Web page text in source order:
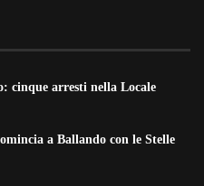
cinque arresti nella Locale
a Ballando con le Stelle